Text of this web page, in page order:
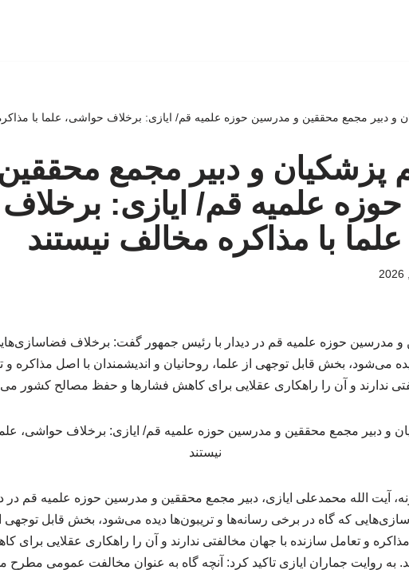
و دبیر مجمع محققین و مدرسین حوزه علمیه قم/ ایازی: برخلاف حواشی، علما با
پزشکیان و دبیر مجمع
علمیه قم/ ایازی: برخلاف
با مذاکره مخالف نیستند
و مدرسین حوزه علمیه قم در دیدار با رئیس جمهور گفت: برخلاف
می‌شود، بخش قابل توجهی از علما، روحانیان و اندیشمندان با اصل مذاکره و
ندارند و آن را راهکاری عقلایی برای کاهش فشارها و حفظ مصالح کشور
آیت الله محمدعلی ایازی، دبیر مجمع محققین و مدرسین حوزه علمیه قم در
که گاه در برخی رسانه‌ها و تریبون‌ها دیده می‌شود، بخش قابل توجهی
مذاکره و تعامل سازنده با جهان مخالفتی ندارند و آن را راهکاری عقلایی
به روایت جماران ایازی تاکید کرد: آنچه گاه به عنوان مخالفت عمومی